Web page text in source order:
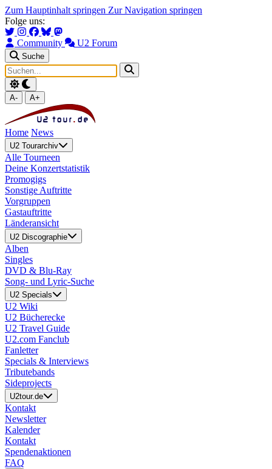
Zum Hauptinhalt springen Zur Navigation springen
Folge uns:
Community U2 Forum
Suche
A- A+
Home News
U2 Tourarchiv
Alle Tourneen
Deine Konzertstatistik
Promogigs
Sonstige Auftritte
Vorgruppen
Gastauftritte
Länderansicht
U2 Discographie
Alben
Singles
DVD & Blu-Ray
Song- und Lyric-Suche
U2 Specials
U2 Wiki
U2 Bücherecke
U2 Travel Guide
U2.com Fanclub
Fanletter
Specials & Interviews
Tributebands
Sideprojects
U2tour.de
Kontakt
Newsletter
Kalender
Kontakt
Spendenaktionen
FAQ